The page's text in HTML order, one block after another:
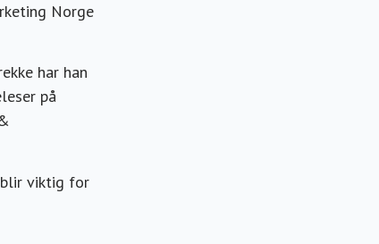
Norge
har han
på
viktig for